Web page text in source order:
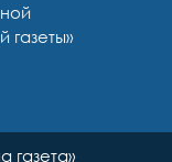
газеты»
газета»